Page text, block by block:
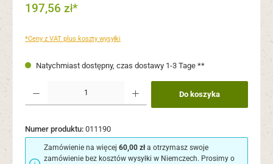
197,56 zł*
*Ceny z VAT plus koszty wysyłki
Natychmiast dostępny, czas dostawy 1-3 Tage **
Ilość produktu: Wprowadź żądaną ilość lub użyj przycisków, aby zwiększyć lub
Do koszyka
Numer produktu: 011190
Zamówienie na więcej60,00 zła otrzymasz swoje
zamówienie bez kosztów wysyłki w Niemczech. Prosimy o